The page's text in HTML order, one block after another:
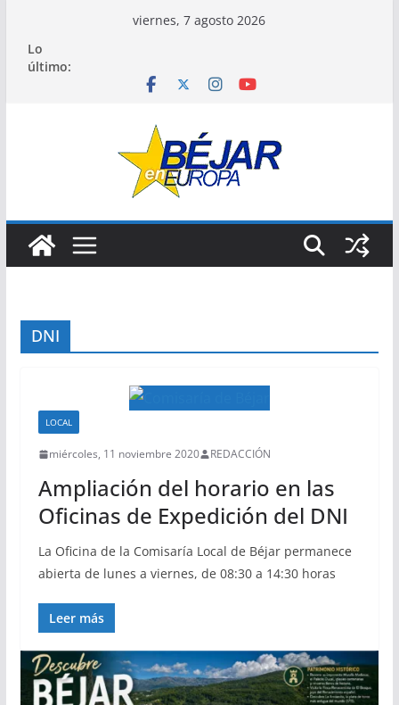
contenido
viernes, 7 agosto 2026
Lo
último:
DNI
LOCAL
miércoles, 11 noviembre 2020 REDACCIÓN
Ampliación del horario en las
Oficinas de Expedición del DNI
La Oficina de la Comisaría Local de Béjar permanece
abierta de lunes a viernes, de 08:30 a 14:30 horas
Leer más